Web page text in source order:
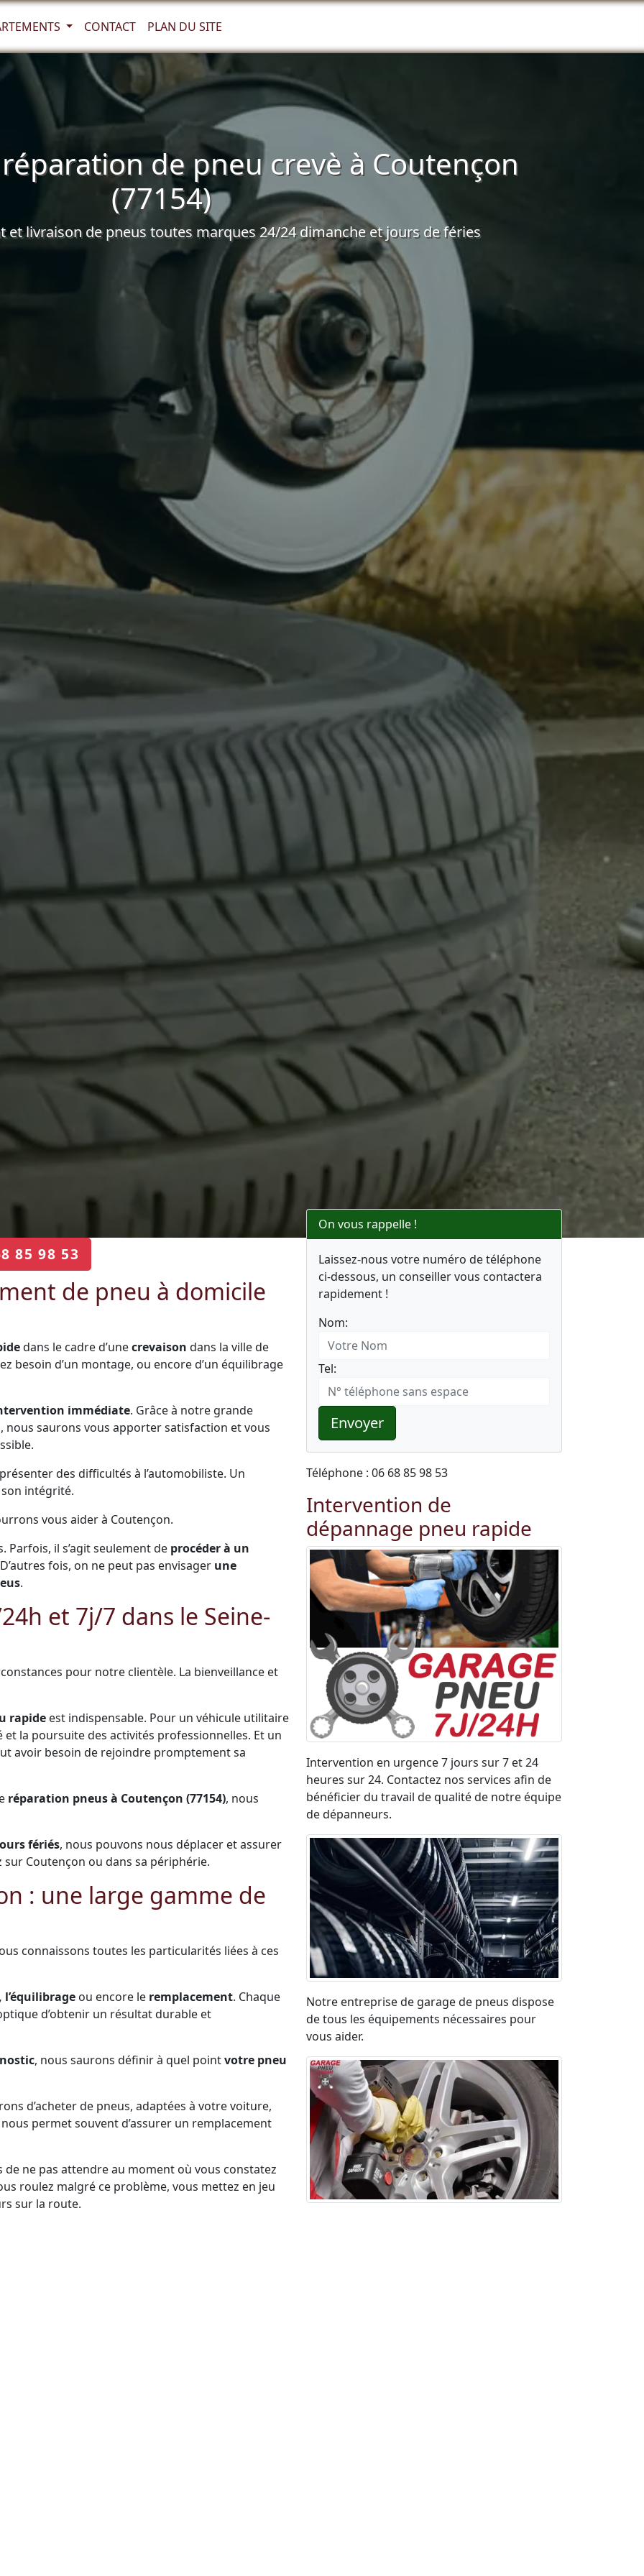
CONTACT PLAN DU SITE
de pneu crevè à Coutençon
(77154)
et livraison de pneus toutes marques 24/24 dimanche et jours de féries
85 98 53
de pneu à domicile
dans le cadre d’unecrevaison dans la ville de
besoin d’un montage, ou encore d’un équilibrage
immédiate. Grâce à notre grande
nous saurons vous apporter satisfaction et vous
des difficultés à l’automobiliste. Un
intégrité.
vous aider à Coutençon.
Parfois, il s’agit seulement de procéder à un
fois, on ne peut pas envisager une
.
et 7j/7 dans le Seine-
pour notre clientèle. La bienveillance et
rapide est indispensable. Pour un véhicule utilitaire
la poursuite des activités professionnelles. Et un
avoir besoin de rejoindre promptement sa
réparation pneus à Coutençon (77154), nous
fériés, nous pouvons nous déplacer et assurer
Coutençon ou dans sa périphérie.
: une large gamme de
connaissons toutes les particularités liées à ces
ou encore le remplacement. Chaque
d’obtenir un résultat durable et
, nous saurons définir à quel pointvotre pneu
d’acheter de pneus, adaptées à votre voiture,
permet souvent d’assurer un remplacement
ne pas attendre au moment où vous constatez
roulez malgré ce problème, vous mettez en jeu
sur la route.
On vous rappelle !
Laissez-nous votre numéro de téléphone
ci-dessous, un conseiller vous contactera
rapidement !
Nom:
Tel:
Envoyer
Téléphone : 06 68 85 98 53
Intervention de
dépannage pneu rapide
Intervention en urgence 7 jours sur 7 et 24
heures sur 24. Contactez nos services afin de
bénéficier du travail de qualité de notre équipe
de dépanneurs.
Notre entreprise de garage de pneus dispose
de tous les équipements nécessaires pour
vous aider.